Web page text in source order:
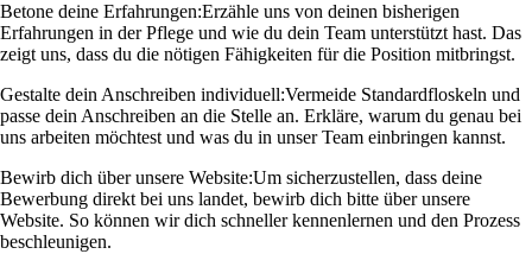
Betone deine Erfahrungen:Erzähle uns von deinen bisherigen
Erfahrungen in der Pflege und wie du dein Team unterstützt hast. Das
zeigt uns, dass du die nötigen Fähigkeiten für die Position mitbringst.
Gestalte dein Anschreiben individuell:Vermeide Standardfloskeln und
passe dein Anschreiben an die Stelle an. Erkläre, warum du genau bei
uns arbeiten möchtest und was du in unser Team einbringen kannst.
Bewirb dich über unsere Website:Um sicherzustellen, dass deine
Bewerbung direkt bei uns landet, bewirb dich bitte über unsere
Website. So können wir dich schneller kennenlernen und den Prozess
beschleunigen.